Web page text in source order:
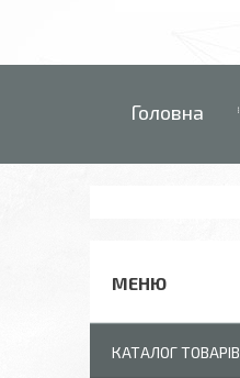
Головна
КАТАЛОГ ТОВАРІВ